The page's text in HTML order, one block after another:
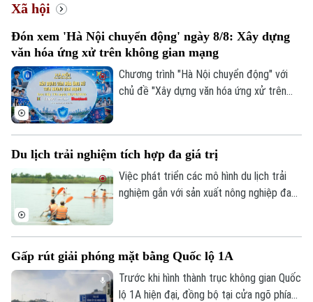
Xã hội
Đón xem 'Hà Nội chuyển động' ngày 8/8: Xây dựng
văn hóa ứng xử trên không gian mạng
Chương trình "Hà Nội chuyển động" với
chủ đề "Xây dựng văn hóa ứng xử trên
hôm nay, ngày 8/8.
Du lịch trải nghiệm tích hợp đa giá trị
Việc phát triển các mô hình du lịch trải
nghiệm gắn với sản xuất nông nghiệp đang
tạo đà phát triển kinh tế nông thôn bền
vững.
Gấp rút giải phóng mặt bằng Quốc lộ 1A
Trước khi hình thành trục không gian Quốc
lộ 1A hiện đại, đồng bộ tại cửa ngõ phía